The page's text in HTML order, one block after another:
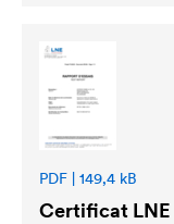
PDF | 149,4 kB
Certificat LNE